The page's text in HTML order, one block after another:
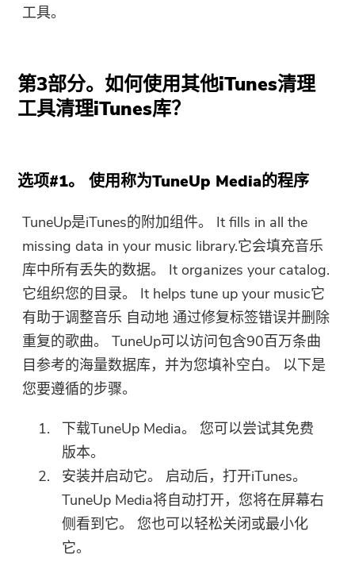
工具。
第3部分。如何使用其他iTunes清理
工具清理iTunes库？
选项#1。 使用称为TuneUp Media的程序
TuneUp是iTunes的附加组件。 It fills in all the
missing data in your music library.它会填充音乐
库中所有丢失的数据。 It organizes your catalog.
它组织您的目录。 It helps tune up your music它
有助于调整音乐 自动地 通过修复标签错误并删除
重复的歌曲。 TuneUp可以访问包含90百万条曲
目参考的海量数据库，并为您填补空白。 以下是
您要遵循的步骤。
下载TuneUp Media。 您可以尝试其免费
版本。
安装并启动它。 启动后，打开iTunes。
TuneUp Media将自动打开，您将在屏幕右
侧看到它。 您也可以轻松关闭或最小化
它。